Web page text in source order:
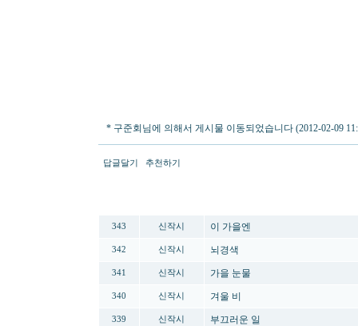
* 구준회님에 의해서 게시물 이동되었습니다 (2012-02-09
답글달기 추천하기
343 신작시 이 가을엔
342 신작시 뇌경색
341 신작시 가을 눈물
340 신작시 겨울 비
339 신작시 부끄러운 일